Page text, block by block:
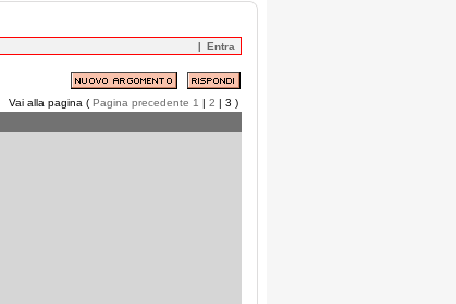
Entra
Vai alla pagina ( Pagina precedente 1 | 2 | 3 )